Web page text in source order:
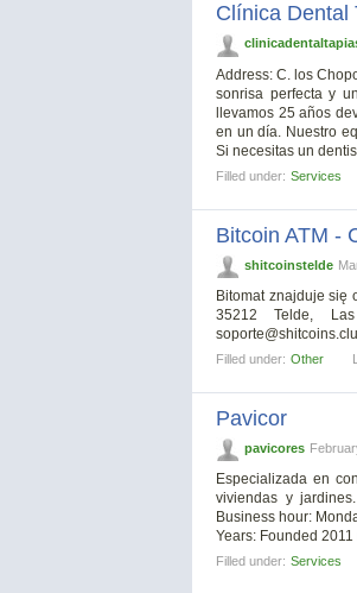
Clínica Dental
Address: C. los
sonrisa perfecta y
llevamos 25 años
en un día. Nuestro
Si necesitas un
Filled under: Services
Bitcoin ATM -
shitcoinstelde
Bitomat znajduje się
35212 Telde, Las
Filled under: Other
Pavicor
pavicores
Especializada en
viviendas y
Business hour:
Years: Founded 2011
Filled under: Services